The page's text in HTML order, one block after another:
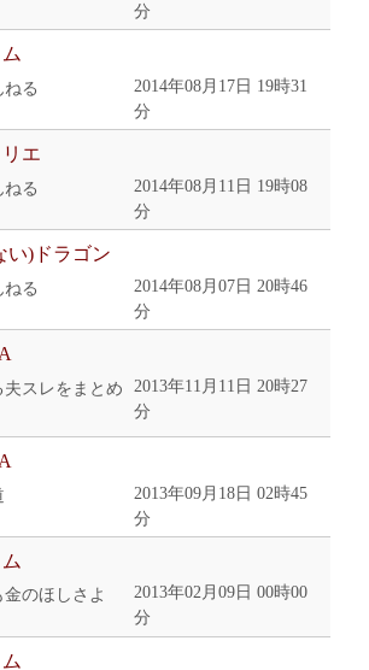
分
る
2014年08月17日 19時31
分
エ
る
2014年08月11日 19時08
分
い)ドラゴン
る
2014年08月07日 20時46
分
スレをまとめ
2013年11月11日 20時27
分
2013年09月18日 02時45
分
のほしさよ
2013年02月09日 00時00
分